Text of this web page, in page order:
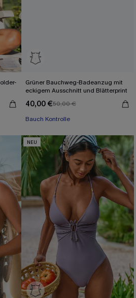
Grüner Bauchweg-Badeanzug mit
eckigem Ausschnitt und Blätterprint
40,00 €50,00 €
Bauch Kontrolle
NEU